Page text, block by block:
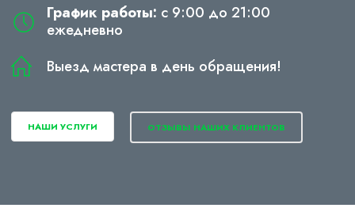
График работы: с 9:00 до 21:00
ежедневно
Выезд мастера в день обращения!
НАШИ УСЛУГИ ОТЗЫВЫ НАШИХ КЛИЕНТОВ